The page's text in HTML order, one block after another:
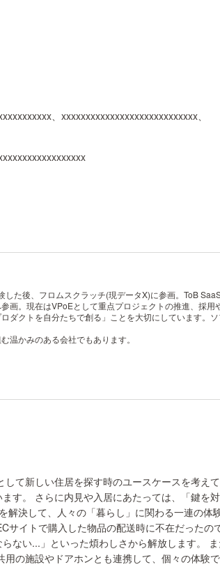
、xxxxxxxxxxxxxxxxxxxxxxxxxxxx、
た後、フロムスクラッチ(現データX)に参画。ToB
。現在はVPoEとして重点プロジェクトの推進、採用
ダクトを自分たちで創る」ことを大切にしています。
温かみのある会社でもあります。
て新しい住居を探す時のユースケースを考え
す。 さらに内見や入居にあたっては、「鍵を
決して、人々の「暮らし」に関わる一連の
イトで購入した物品の配送時に不在だった
い...」といった煩わしさから解放します。
の施設やドアホンとも連携して、個々の体験